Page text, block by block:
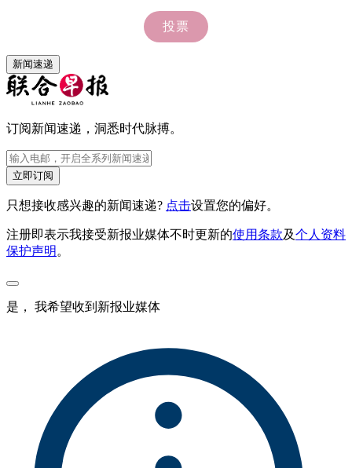
新闻速递
订阅新闻速递，洞悉时代脉搏。
立即订阅
只想接收感兴趣的新闻速递? 点击设置您的偏好。
注册即表示我接受新报业媒体不时更新的使用条款及个人资料
保护声明 。
是， 我希望收到新报业媒体